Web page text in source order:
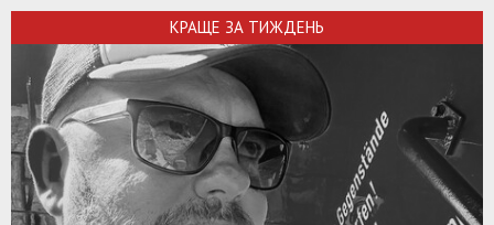
КРАЩЕ ЗА ТИЖДЕНЬ